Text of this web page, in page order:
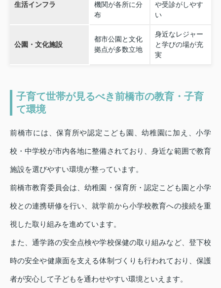
生活インフラ
機関が各所に分
布
や受診がしやす
い
公園・文化施設
都市公園と文化
拠点が多数立地
身近なレジャー
と学びの場が充
実
子育て世帯が見るべき前橋市の教育・子育
て環境
前橋市には、保育所や認定こども園、幼稚園に加え、小学
校・中学校が市内各地に整備されており、身近な範囲で教育
施設を選びやすい環境が整っています。
前橋市教育委員会は、幼稚園・保育所・認定こども園と小学
校との連携研修を行い、就学前から小学校教育への接続を重
視した取り組みを進めています。
また、通学路の安全点検や学校保健の取り組みなど、登下校
時の安全や健康面を支える体制づくりも行われており、保護
者が安心して子どもを通わせやすい環境といえます。